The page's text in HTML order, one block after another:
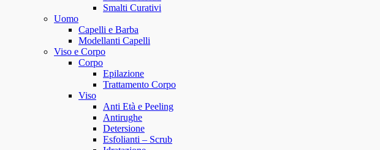
Smalti Curativi
Uomo
Capelli e Barba
Modellanti Capelli
Viso e Corpo
Corpo
Epilazione
Trattamento Corpo
Viso
Anti Età e Peeling
Antirughe
Detersione
Esfolianti – Scrub